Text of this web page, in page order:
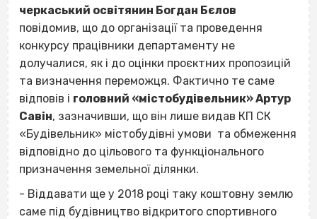
черкаський освітянин Богдан Бєлов
повідомив, що до організації та проведення
конкурсу працівники департаменту не
долучалися, як і до оцінки проєктних пропозицій
та визначення переможця. Фактично те саме
відповів і головний «містобудівельник» Артур
Савін, зазначивши, що він лише видав КП СК
«Будівельник» містобудівні умови та обмеження
відповідно до цільового та функціонального
призначення земельної ділянки.
- Віддавати ще у 2018 році таку коштовну землю
саме під будівництво відкритого спортивного